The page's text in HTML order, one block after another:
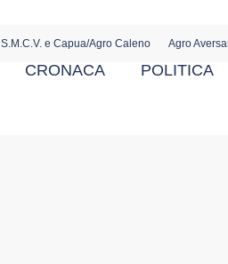
S.M.C.V. e Capua/Agro Caleno Agro
CRONACA POLITICA